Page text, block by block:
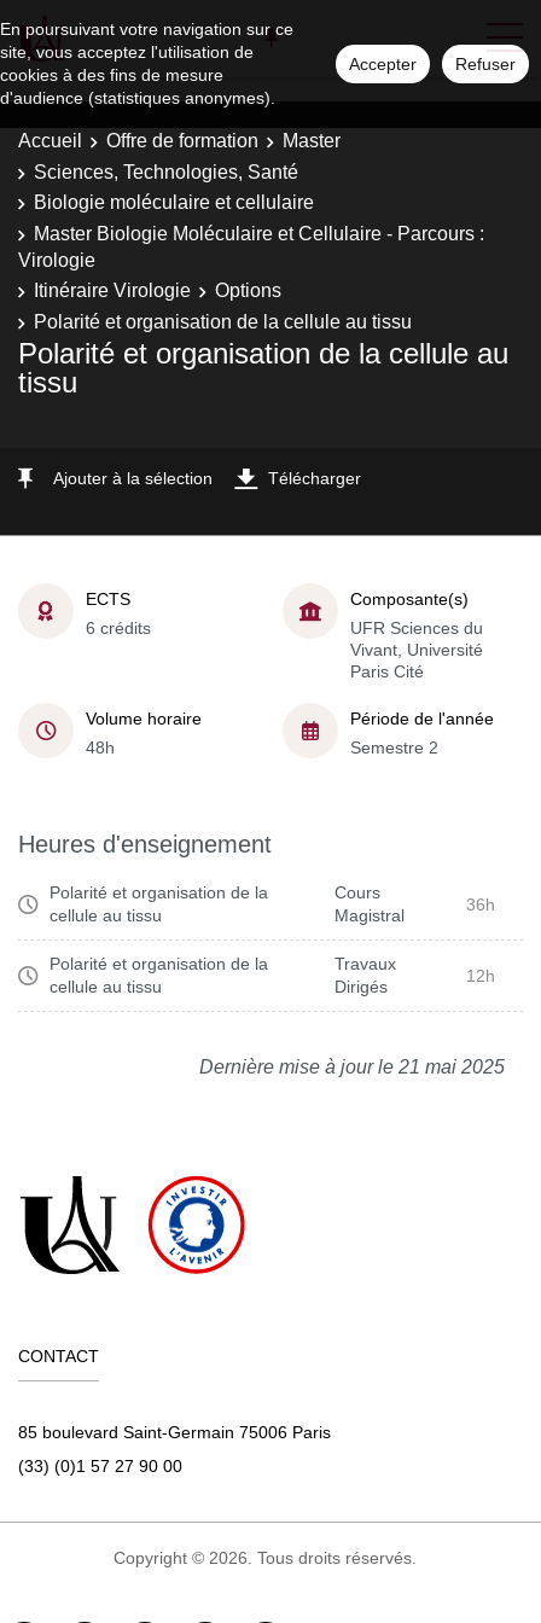
En poursuivant votre navigation sur ce
site, vous acceptez l'utilisation de
cookies à des fins de mesure
d'audience (statistiques anonymes).
Accepter Refuser
Accueil Offre de formation
Master
Sciences, Technologies, Santé
Biologie moléculaire et cellulaire
Master Biologie Moléculaire et Cellulaire - Parcours :
Virologie
Itinéraire Virologie
Options
Polarité et organisation de la cellule au tissu
Polarité et organisation de la cellule au
tissu
Ajouter à la sélection Télécharger
ECTS
6 crédits
Composante(s)
UFR Sciences du
Vivant, Université
Paris Cité
Volume horaire
48h
Période de l'année
Semestre 2
Heures d'enseignement
Polarité et organisation de la
cellule au tissu
Cours
Magistral
36h
Polarité et organisation de la
cellule au tissu
Travaux
Dirigés
12h
Dernière mise à jour le 21 mai 2025
CONTACT
85 boulevard Saint-Germain 75006 Paris
(33) (0)1 57 27 90 00
Copyright © 2026. Tous droits réservés.